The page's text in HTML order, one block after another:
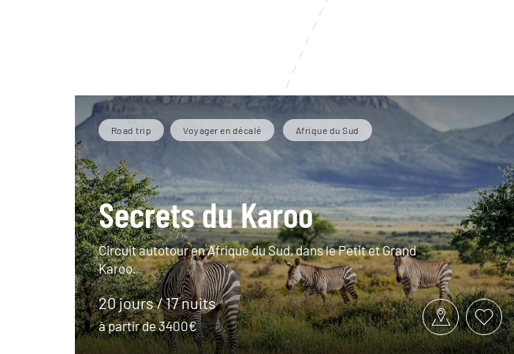
Road trip Voyager en décalé Afrique du Sud
Secrets du Karoo
Circuit autotour en Afrique du Sud, dans le Petit et Grand
Karoo.
20 jours / 17 nuits
à partir de 3400€